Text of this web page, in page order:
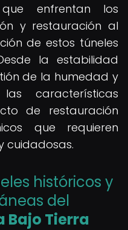
enfrentan los
y restauración al
de estos túneles
la estabilidad
de la humedad y
características
de restauración
que requieren
cuidadosas.
históricos y
del
Bajo Tierra